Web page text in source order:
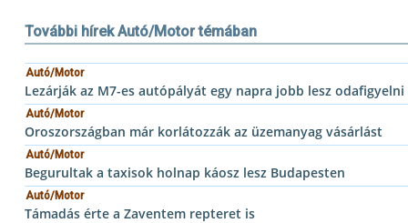
További hírek Autó/Motor témában
Autó/Motor
Lezárják az M7-es autópályát egy napra jobb lesz odafigyelni
Autó/Motor
Oroszországban már korlátozzák az üzemanyag vásárlást
Autó/Motor
Begurultak a taxisok holnap káosz lesz Budapesten
Autó/Motor
Támadás érte a Zaventem repteret is